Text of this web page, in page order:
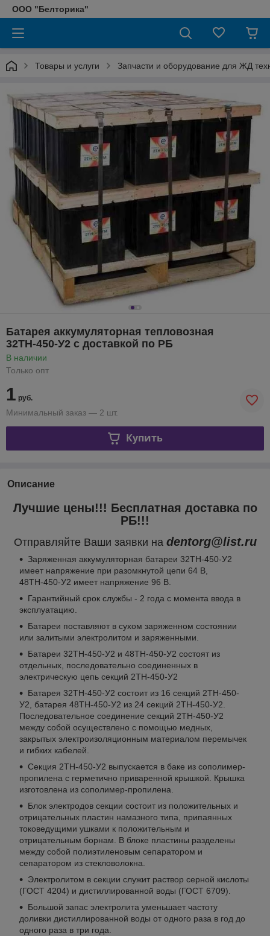
ООО "Белторика"
Товары и услуги Запчасти и оборудование для ЖД
Батарея аккумуляторная тепловозная
32ТН-450-У2 с доставкой по РБ
В наличии
Только опт
1 руб.
Минимальный заказ — 2 шт.
Купить
Описание
Лучшие цены!!! Бесплатная доставка по
РБ!!!
Отправляйте Ваши заявки на dentorg@list.ru
Заряженная аккумуляторная батареи 32ТН-450-У2
имеет напряжение при разомкнутой цепи 64 В,
48ТН-450-У2 имеет напряжение 96 В.
Гарантийный срок службы - 2 года с момента ввода в
эксплуатацию.
Батареи поставляют в сухом заряженном состоянии
или залитыми электролитом и заряженными.
Батареи 32ТН-450-У2 и 48ТН-450-У2 состоят из
отдельных, последовательно соединенных в
электрическую цепь секций 2ТН-450-У2
Батарея 32ТН-450-У2 состоит из 16 секций 2ТН-450-
У2, батарея 48ТН-450-У2 из 24 секций 2ТН-450-У2.
Последовательное соединение секций 2ТН-450-У2
между собой осуществлено с помощью медных,
закрытых электроизоляционным материалом перемычек
и гибких кабелей.
Секция 2ТН-450-У2 выпускается в баке из сополимер-
пропилена с герметично приваренной крышкой. Крышка
изготовлена из сополимер-пропилена.
Блок электродов секции состоит из положительных и
отрицательных пластин намазного типа, припаянных
токоведущими ушками к положительным и
отрицательным борнам. В блоке пластины разделены
между собой полиэтиленовым сепаратором и
сепаратором из стекловолокна.
Электролитом в секции служит раствор серной кислоты
(ГОСТ 4204) и дистиллированной воды (ГОСТ 6709).
Большой запас электролита уменьшает частоту
доливки дистиллированной воды от одного раза в год до
одного раза в три года.